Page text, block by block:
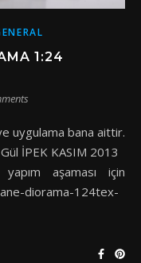
1:24
İPEK KASIM 2013
aşaması için
diorama-124tex-